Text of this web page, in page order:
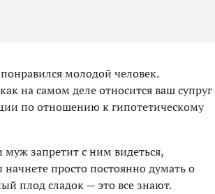
молодой человек.
на самом деле относится ваш супруг
по отношению к гипотетическому
муж запретит с ним видеться,
начнете просто постоянно думать о
плод сладок — это все знают.